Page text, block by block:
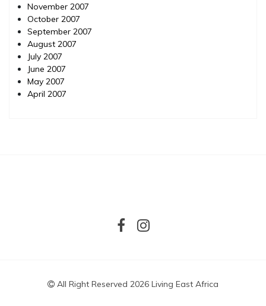
November 2007
October 2007
September 2007
August 2007
July 2007
June 2007
May 2007
April 2007
All Right Reserved 2026 Living East Africa